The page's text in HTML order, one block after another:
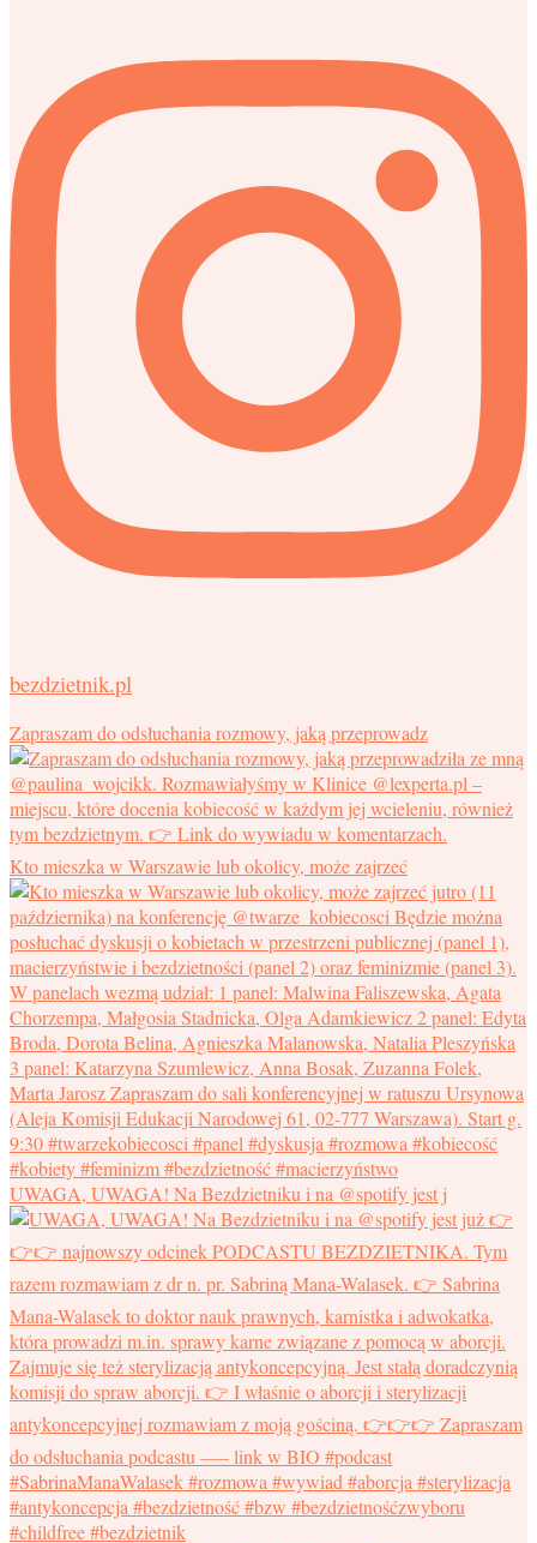
bezdzietnik.pl
Zapraszam do odsłuchania rozmowy, jaką przeprowadz
Kto mieszka w Warszawie lub okolicy, może zajrzeć
UWAGA, UWAGA! Na Bezdzietniku i na @spotify jest j